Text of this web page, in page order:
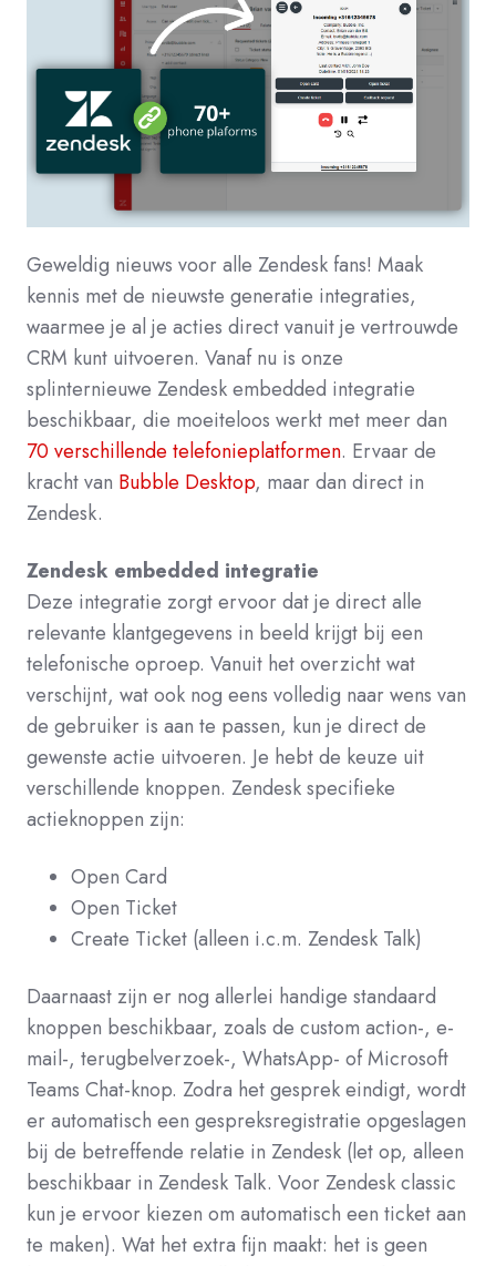
Geweldig nieuws voor alle Zendesk fans! Maak
kennis met de nieuwste generatie integraties,
waarmee je al je acties direct vanuit je vertrouwde
CRM kunt uitvoeren. Vanaf nu is onze
splinternieuwe Zendesk embedded integratie
beschikbaar, die moeiteloos werkt met meer dan
70 verschillende telefonieplatformen. Ervaar de
kracht van Bubble Desktop, maar dan direct in
Zendesk.
Zendesk embedded integratie
Deze integratie zorgt ervoor dat je direct alle
relevante klantgegevens in beeld krijgt bij een
telefonische oproep. Vanuit het overzicht wat
verschijnt, wat ook nog eens volledig naar wens van
de gebruiker is aan te passen, kun je direct de
gewenste actie uitvoeren. Je hebt de keuze uit
verschillende knoppen. Zendesk specifieke
actieknoppen zijn:
Open Card
Open Ticket
Create Ticket (alleen i.c.m. Zendesk Talk)
Daarnaast zijn er nog allerlei handige standaard
knoppen beschikbaar, zoals de custom action-, e-
mail-, terugbelverzoek-, WhatsApp- of Microsoft
Teams Chat-knop. Zodra het gesprek eindigt, wordt
er automatisch een gespreksregistratie opgeslagen
bij de betreffende relatie in Zendesk (let op, alleen
beschikbaar in Zendesk Talk. Voor Zendesk classic
kun je ervoor kiezen om automatisch een ticket aan
te maken). Wat het extra fijn maakt: het is geen